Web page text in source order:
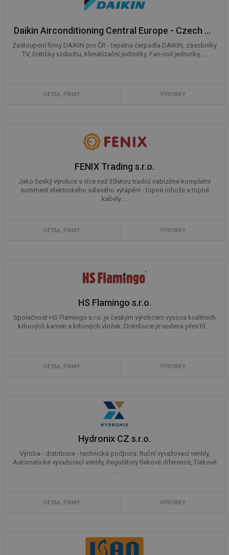
Daikin Airconditioning Central Europe - Czech Republic spol. s r.o.
Zastoupení firmy DAIKIN pro ČR - tepelná čerpadla DAIKIN, zásobníky
TV, čističky vzduchu, klimatizační jednotky, Fan-coil jednotky, ...
DETAIL FIRMY VÝROBKY
FENIX Trading s.r.o.
Jako český výrobce s více než 30letou tradicí nabízíme kompletní
sortiment elektrického sálavého vytápění - topné rohože a topné
kabely ...
DETAIL FIRMY VÝROBKY
HS Flamingo s.r.o.
Společnost HS Flamingo s.r.o. je českým výrobcem vysoce kvalitních
krbových kamen a krbových vložek. Distribuce je vedena přes tři ...
DETAIL FIRMY VÝROBKY
Hydronix CZ s.r.o.
Výroba - distribuce - technická podpora: Ruční vyvažovací ventily,
Automatické vyvažovací ventily, Regulátory tlakové diference, Tlakově
...
DETAIL FIRMY VÝROBKY